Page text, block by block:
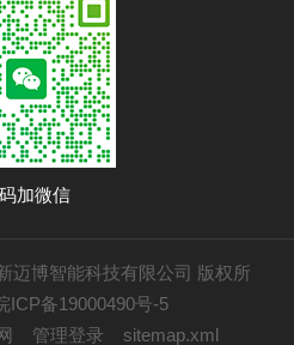
加微信
迈博智能科技有限公司 版权所
ICP备19000490号-5
管理登录 sitemap.xml